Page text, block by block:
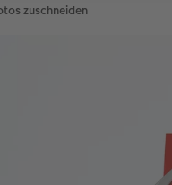
zuschneiden